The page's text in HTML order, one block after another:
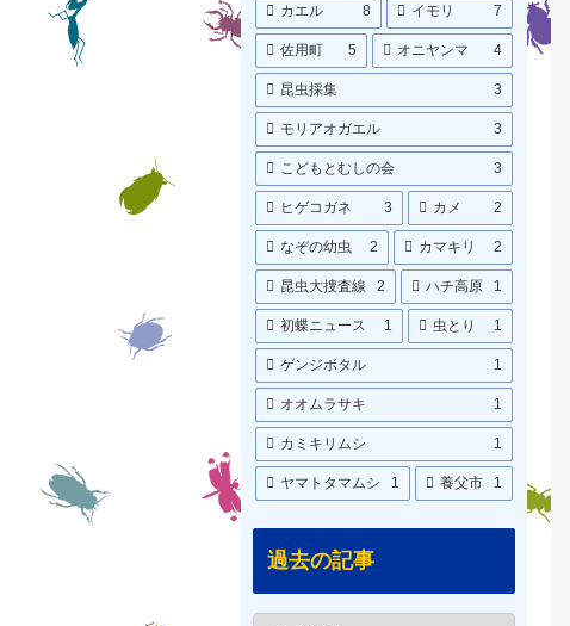
カエル 8 イモリ 7
佐用町 5 オニヤンマ 4
昆虫採集 3
モリアオガエル 3
こどもとむしの会 3
ヒゲコガネ 3 カメ 2
なぞの幼虫 2 カマキリ 2
昆虫大捜査線 2 ハチ高原 1
初蝶ニュース 1 虫とり 1
ゲンジボタル 1
オオムラサキ 1
カミキリムシ 1
ヤマトタマムシ 1 養父市 1
過去の記事